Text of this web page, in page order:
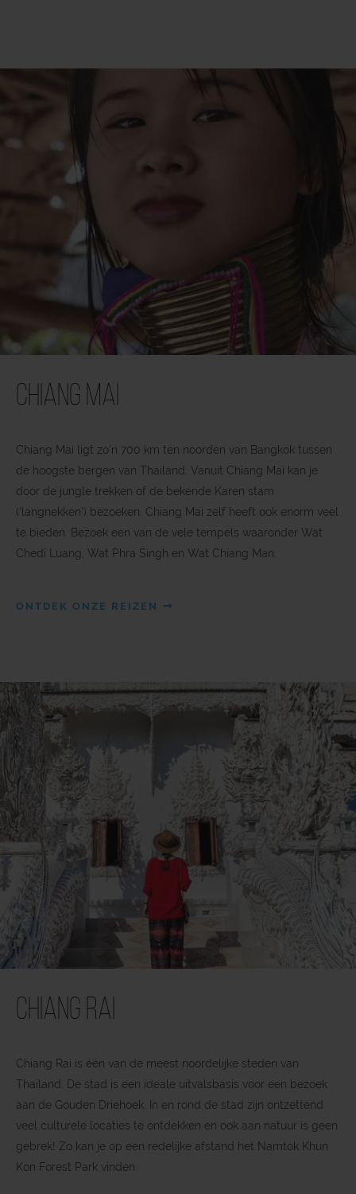
Chiang Mai
Chiang Mai ligt zo'n 700 km ten noorden van Bangkok tussen
de hoogste bergen van Thailand. Vanuit Chiang Mai kan je
door de jungle trekken of de bekende Karen stam
(‘langnekken’) bezoeken. Chiang Mai zelf heeft ook enorm veel
te bieden. Bezoek een van de vele tempels waaronder Wat
Chedi Luang, Wat Phra Singh en Wat Chiang Man.
ONTDEK ONZE REIZEN
Chiang Rai
Chiang Rai is één van de meest noordelijke steden van
Thailand. De stad is een ideale uitvalsbasis voor een bezoek
aan de Gouden Driehoek. In en rond de stad zijn ontzettend
veel culturele locaties te ontdekken en ook aan natuur is geen
gebrek! Zo kan je op een redelijke afstand het Namtok Khun
Kon Forest Park vinden.